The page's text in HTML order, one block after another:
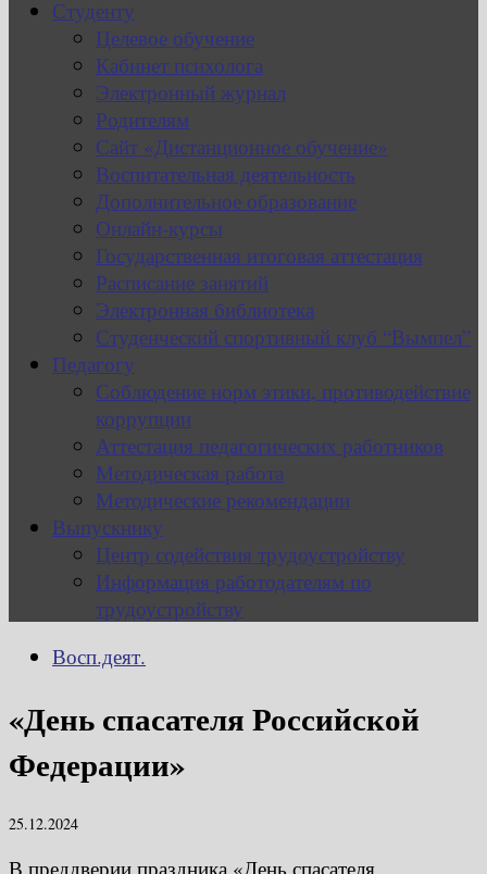
Студенту
Целевое обучение
Кабинет психолога
Электронный журнал
Родителям
Сайт «Дистанционное обучение»
Воспитательная деятельность
Дополнительное образование
Онлайн-курсы
Государственная итоговая аттестация
Расписание занятий
Электронная библиотека
Студенческий спортивный клуб “Вымпел”
Педагогу
Соблюдение норм этики, противодействие
коррупции
Аттестация педагогических работников
Методическая работа
Методические рекомендации
Выпускнику
Центр содействия трудоустройству
Информация работодателям по
трудоустройству
Восп.деят.
«День спасателя Российской
Федерации»
25.12.2024
В преддверии праздника «День спасателя